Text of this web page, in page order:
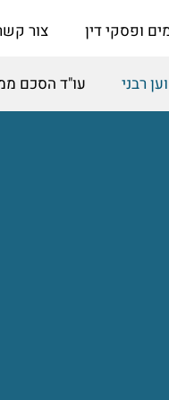
ופסקי דין צור
רבני עו"ד הסכם